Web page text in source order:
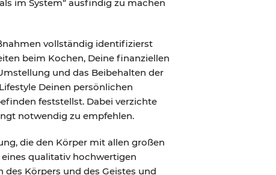
im System“ ausfindig zu machen
vollständig identifizierst
beim Kochen, Deine finanziellen
und das Beibehalten der
Deinen persönlichen
feststellst. Dabei verzichte
notwendig zu empfehlen.
die den Körper mit allen großen
qualitativ hochwertigen
Körpers und des Geistes und